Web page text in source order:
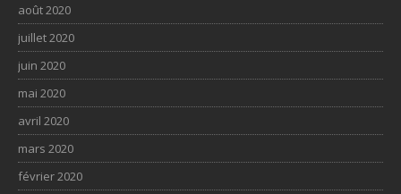
août 2020
juillet 2020
juin 2020
mai 2020
avril 2020
mars 2020
février 2020